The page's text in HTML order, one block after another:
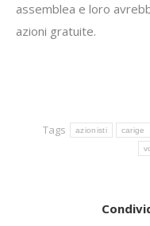
assemblea e loro
azioni gratuite.
Tags azionisti carige